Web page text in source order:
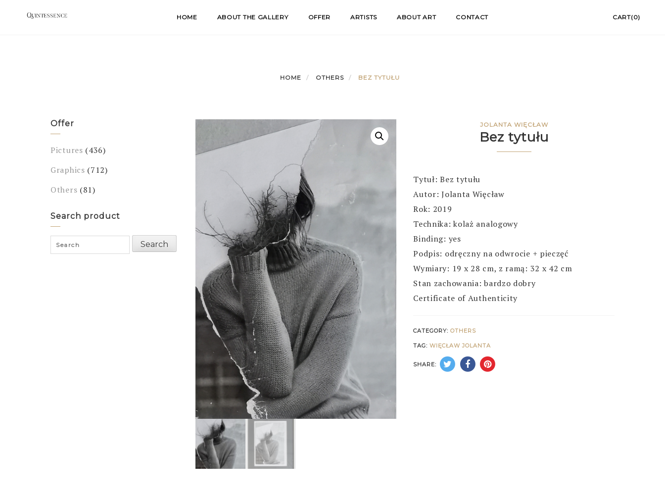
HOME ABOUT THE GALLERY OFFER ARTISTS ABOUT ART CONTACT CART(0)
HOME OTHERS BEZ TYTUŁU
JOLANTA WIĘCŁAW
Bez tytułu
Tytuł: Bez tytułu
Autor: Jolanta Więcław
Rok: 2019
Technika: kolaż analogowy
Binding: yes
Podpis: odręczny na odwrocie + pieczęć
Wymiary: 19 x 28 cm, z ramą: 32 x 42 cm
Stan zachowania: bardzo dobry
Certificate of Authenticity
CATEGORY:OTHERS
TAG:WIĘCŁAW JOLANTA
SHARE:
Offer
Pictures (436)
Graphics (712)
Others (81)
Search product
Search
for:
Search